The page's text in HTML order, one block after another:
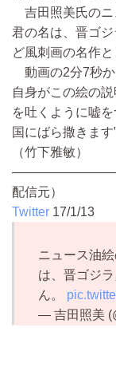
吉田照美氏のニ
君の名は、晋ゴ
ど風刺画の名作
動画の2分7秒か
自身がこの絵の
を吐くように嘘
国にばら撒きます
（竹下雅敏）
配信元）
Twitter 17/1/13
ニュース油
は、晋ゴジ
ん。
— 吉田照美